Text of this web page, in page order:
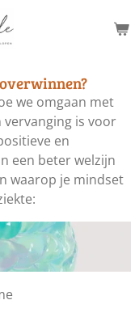
we omgaan met
vervanging is voor
en
een beter welzijn
waarop je mindset